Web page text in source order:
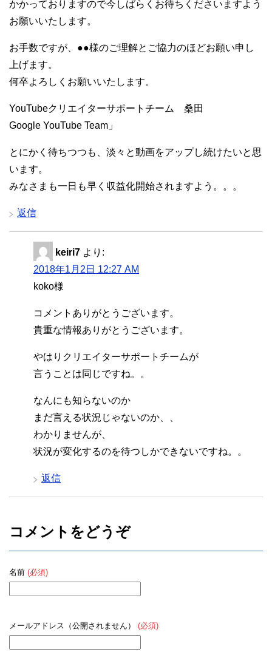
かかっておりますので今しばらくお待ちくださいますよう
お願いいたします。
お手数ですが、●●様のご理解とご協力のほどお願い申し
上げます。
何卒よろしくお願いいたします。
YouTubeクリエイターサポートチーム 桑田
Google YouTube Team」
とにかく待ちつつも、淡々と動画をアップし続けたいと思
います。
みなさまも一日も早く収益化開始されますよう。。。
返信
keiri7 より:
2018年1月2日 12:27 AM
koko様
コメントありがとうございます。
貴重な情報ありがとうございます。
やはりクリエイターサポートチームが
言うことは同じですね。。
なんにも知らないのか
まだ言える状況じゃないのか、、
わかりませんが、
状況が変化するのを待つしかできないですね。。
返信
コメントをどうぞ
名前 (必須)
メールアドレス（公開されません） (必須)